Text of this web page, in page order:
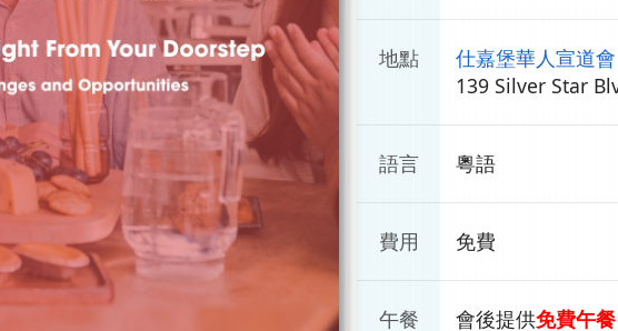
地點
仕嘉堡華人宣道會
139 Silver Star
語言 粵語
費用 免費
午餐 會後提供免費午餐